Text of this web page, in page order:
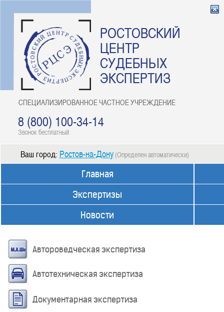
РОСТОВСКИЙ
ЦЕНТР
СУДЕБНЫХ
ЭКСПЕРТИЗ
СПЕЦИАЛИЗИРОВАННОЕ ЧАСТНОЕ УЧРЕЖДЕНИЕ
8 (800) 100-34-14
Звонок бесплатный
Ваш город: Ростов-на-Дону (Определен автоматически)
Главная
Экспертизы
Новости
Автороведческая экспертиза
Автотехническая экспертиза
Документарная экспертиза